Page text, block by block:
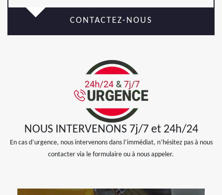
CONTACTEZ-NOUS
NOUS INTERVENONS 7j/7 et 24h/24
En cas d’urgence, nous intervenons dans l’immédiat, n’hésitez pas à nous
contacter via le formulaire ou à nous appeler.